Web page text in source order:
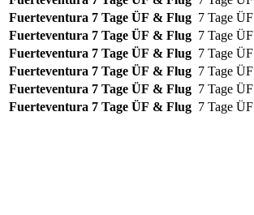
Fuerteventura 7 Tage ÜF & Flug 7 Tage
Fuerteventura 7 Tage ÜF & Flug 7 Tage
Fuerteventura 7 Tage ÜF & Flug 7 Tage
Fuerteventura 7 Tage ÜF & Flug 7 Tage
Fuerteventura 7 Tage ÜF & Flug 7 Tage
Fuerteventura 7 Tage ÜF & Flug 7 Tage